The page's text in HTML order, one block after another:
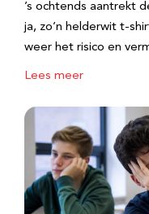
’s ochtends aantrekt
ja, zo’n helderwit t-
weer het risico en
Lees meer